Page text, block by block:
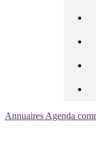
Annuaires Agenda